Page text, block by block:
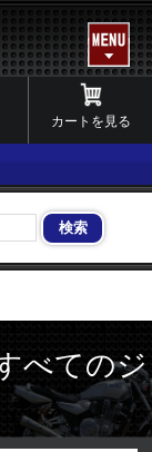
カートを見る
べてのジ